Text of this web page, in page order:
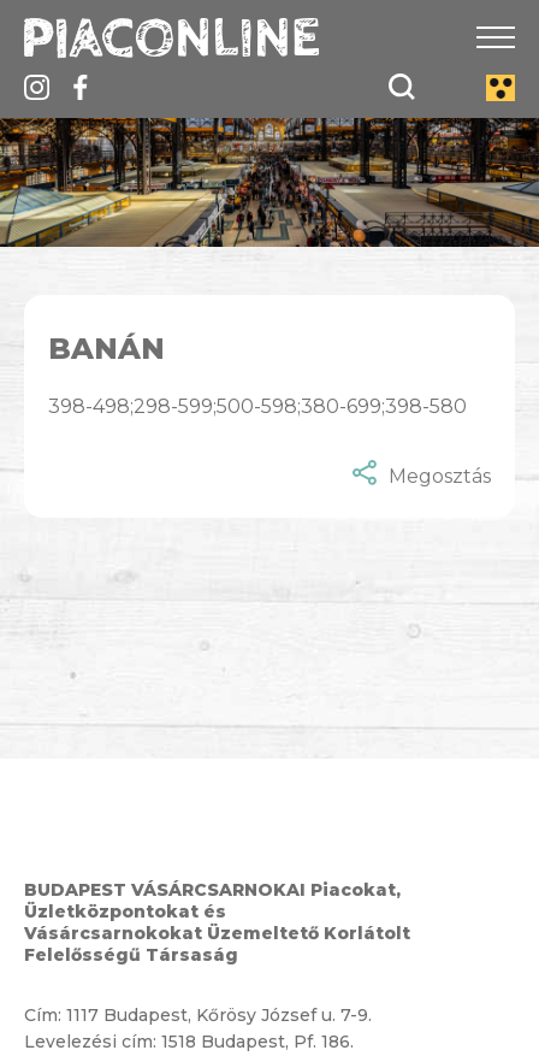
BANÁN
398-498;298-599;500-598;380-699;398-580
Megosztás
BUDAPEST VÁSÁRCSARNOKAI Piacokat,
Üzletközpontokat és
Vásárcsarnokokat Üzemeltető Korlátolt
Felelősségű Társaság
Cím: 1117 Budapest, Kőrösy József u. 7-9.
Levelezési cím: 1518 Budapest, Pf. 186.